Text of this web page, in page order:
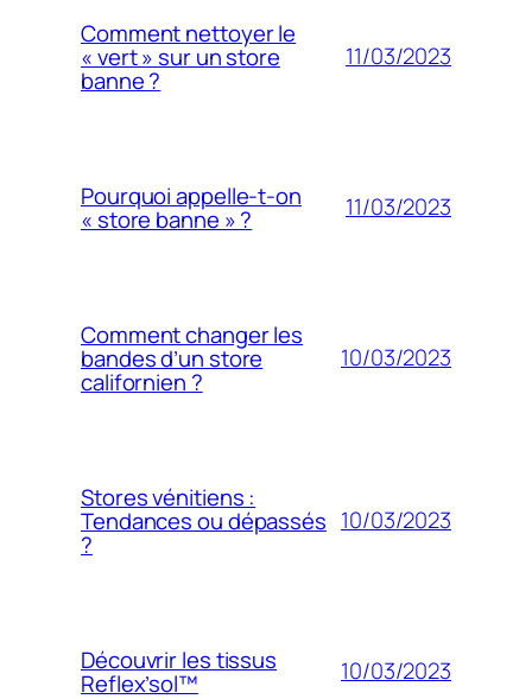
Comment nettoyer le
« vert » sur un store
banne ?
11/03/2023
Pourquoi appelle-t-on
« store banne » ? 11/03/2023
Comment changer les
bandes d’un store
californien ?
10/03/2023
Stores vénitiens :
Tendances ou dépassés
?
10/03/2023
Découvrir les tissus
Reflex’sol™ 10/03/2023